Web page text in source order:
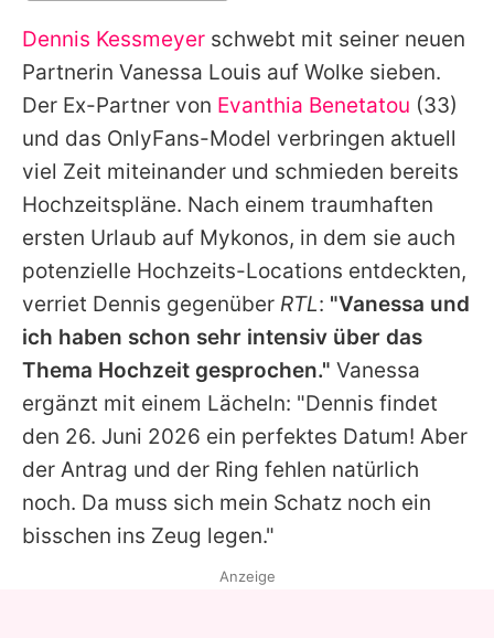
Alle Themen auf Promiflash
Jobs
App runterladen
Team
Redaktionelle Richtlinien
Impressum
Datenschutzerklärung
Nutzungsbedingungen
Utiq verwalten
Dennis Kessmeyer schwebt mit seiner neuen
Partnerin Vanessa Louis auf Wolke sieben.
Der Ex-Partner von Evanthia Benetatou (33)
und das OnlyFans-Model verbringen aktuell
viel Zeit miteinander und schmieden bereits
Hochzeitspläne. Nach einem traumhaften
ersten Urlaub auf Mykonos, in dem sie auch
potenzielle Hochzeits-Locations entdeckten,
verriet Dennis gegenüber RTL: "Vanessa und
ich haben schon sehr intensiv über das
Thema Hochzeit gesprochen." Vanessa
ergänzt mit einem Lächeln: "Dennis findet
den 26. Juni 2026 ein perfektes Datum! Aber
der Antrag und der Ring fehlen natürlich
noch. Da muss sich mein Schatz noch ein
bisschen ins Zeug legen."
Anzeige